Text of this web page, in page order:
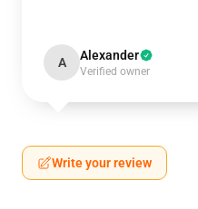
A Alexander
Verified owner
Write your review